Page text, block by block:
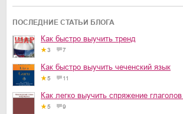
ПОСЛЕДНИЕ СТАТЬИ БЛОГА
Как быстро выучить тренд
3 7
Как быстро выучить чеченский язык
5 11
Как легко выучить спряжение
5 9